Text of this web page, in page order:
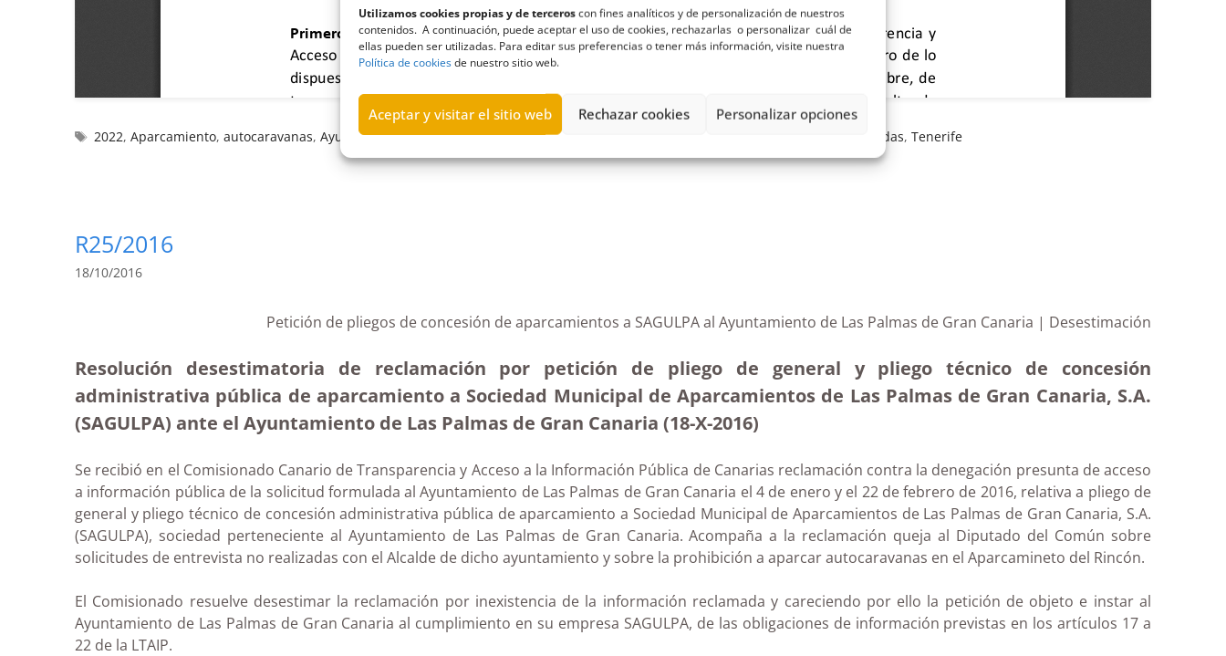
Utilizamos cookies propias y de terceroscon fines analíticos y de personalización de nuestros
contenidos. A continuación, puede aceptar el uso de cookies, rechazarlas o personalizar cuál de
ellas pueden ser utilizadas. Para editar sus preferencias o tener más información, visite nuestra
Política de cookiesde nuestro sitio web.
Aceptar y visitar el sitio web Rechazar cookies Personalizar opciones
2022,Aparcamiento,autocaravanas,Ayuntamiento de Candelaria,Canarias, rotondas,Tenerife
R25/2016
18/10/2016
Petición de pliegos de concesión de aparcamientos a SAGULPA al Ayuntamiento de Las Palmas de Gran Canaria | Desestimación
Resolución desestimatoria de reclamación por petición de pliego de general y pliego técnico de concesión
administrativa pública de aparcamiento a Sociedad Municipal de Aparcamientos de Las Palmas de Gran Canaria, S.A.
(SAGULPA) ante el Ayuntamiento de Las Palmas de Gran Canaria (18-X-2016)
Se recibió en el Comisionado Canario de Transparencia y Acceso a la Información Pública de Canarias reclamación contra la denegación presunta de acceso
a información pública de la solicitud formulada al Ayuntamiento de Las Palmas de Gran Canaria el 4 de enero y el 22 de febrero de 2016, relativa a pliego de
general y pliego técnico de concesión administrativa pública de aparcamiento a Sociedad Municipal de Aparcamientos de Las Palmas de Gran Canaria, S.A.
(SAGULPA), sociedad perteneciente al Ayuntamiento de Las Palmas de Gran Canaria. Acompaña a la reclamación queja al Diputado del Común sobre
solicitudes de entrevista no realizadas con el Alcalde de dicho ayuntamiento y sobre la prohibición a aparcar autocaravanas en el Aparcamineto del Rincón.
El Comisionado resuelve desestimar la reclamación por inexistencia de la información reclamada y careciendo por ello la petición de objeto e instar al
Ayuntamiento de Las Palmas de Gran Canaria al cumplimiento en su empresa SAGULPA, de las obligaciones de información previstas en los artículos 17 a
22 de la LTAIP.